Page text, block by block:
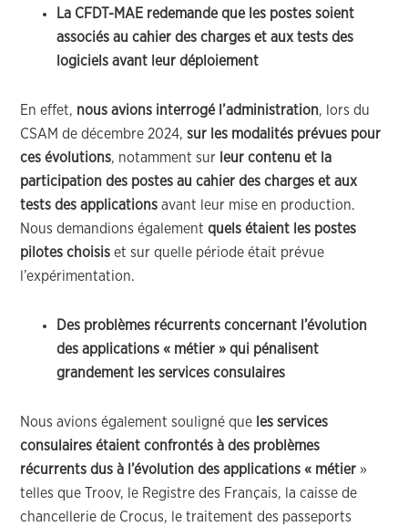
La CFDT-MAE redemande que les postes soient
associés au cahier des charges et aux tests des
logiciels avant leur déploiement
En effet, nous avions interrogé l’administration, lors du
CSAM de décembre 2024,sur les modalités prévues pour
ces évolutions, notamment sur leur contenu et la
participation des postes au cahier des charges et aux
tests des applications avant leur mise en production.
Nous demandions égalementquels étaient les postes
pilotes choisis et sur quelle période était prévue
l’expérimentation.
Des problèmes récurrents concernant l’évolution
des applications « métier » qui pénalisent
grandement les services consulaires
Nous avions également souligné que les services
consulaires étaient confrontés à des problèmes
récurrents dus à l’évolution des applications « métier »
telles que Troov, le Registre des Français, la caisse de
chancellerie de Crocus, le traitement des passeports